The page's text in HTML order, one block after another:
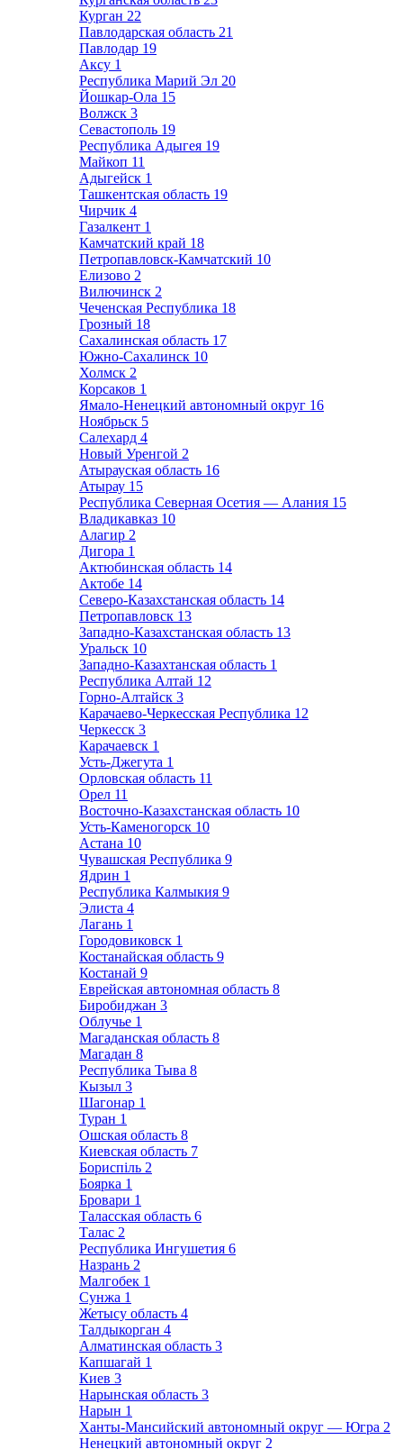
Курган 22
Павлодарская область 21
Павлодар 19
Аксу 1
Республика Марий Эл 20
Йошкар-Ола 15
Волжск 3
Севастополь 19
Республика Адыгея 19
Майкоп 11
Адыгейск 1
Ташкентская область 19
Чирчик 4
Газалкент 1
Камчатский край 18
Петропавловск-Камчатский 10
Елизово 2
Вилючинск 2
Чеченская Республика 18
Грозный 18
Сахалинская область 17
Южно-Сахалинск 10
Холмск 2
Корсаков 1
Ямало-Ненецкий автономный округ 16
Ноябрьск 5
Салехард 4
Новый Уренгой 2
Атырауская область 16
Атырау 15
Республика Северная Осетия — Алания 15
Владикавказ 10
Алагир 2
Дигора 1
Актюбинская область 14
Актобе 14
Северо-Казахстанская область 14
Петропавловск 13
Западно-Казахстанская область 13
Уральск 10
Западно-Казахтанская область 1
Республика Алтай 12
Горно-Алтайск 3
Карачаево-Черкесская Республика 12
Черкесск 3
Карачаевск 1
Усть-Джегута 1
Орловская область 11
Орел 11
Восточно-Казахстанская область 10
Усть-Каменогорск 10
Астана 10
Чувашская Республика 9
Ядрин 1
Республика Калмыкия 9
Элиста 4
Лагань 1
Городовиковск 1
Костанайская область 9
Костанай 9
Еврейская автономная область 8
Биробиджан 3
Облучье 1
Магаданская область 8
Магадан 8
Республика Тыва 8
Кызыл 3
Шагонар 1
Туран 1
Ошская область 8
Киевская область 7
Бориспіль 2
Боярка 1
Бровари 1
Таласская область 6
Талас 2
Республика Ингушетия 6
Назрань 2
Малгобек 1
Сунжа 1
Жетысу область 4
Талдыкорган 4
Алматинская область 3
Капшагай 1
Киев 3
Нарынская область 3
Нарын 1
Ханты-Мансийский автономный округ — Югра 2
Ненецкий автономный округ 2